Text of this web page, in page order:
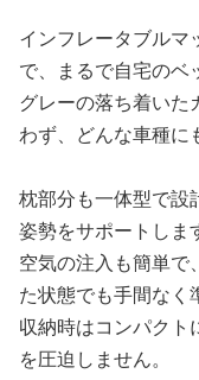
インフレータブルマ
で、まるで自宅のベ
グレーの落ち着いた
わず、どんな車種に
枕部分も一体型で設
姿勢をサポートしま
空気の注入も簡単で
た状態でも手間なく
収納時はコンパクト
を圧迫しません。